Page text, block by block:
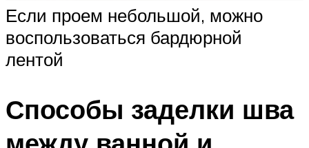
Если проем небольшой, можно
воспользоваться бардюрной
лентой
Способы заделки шва